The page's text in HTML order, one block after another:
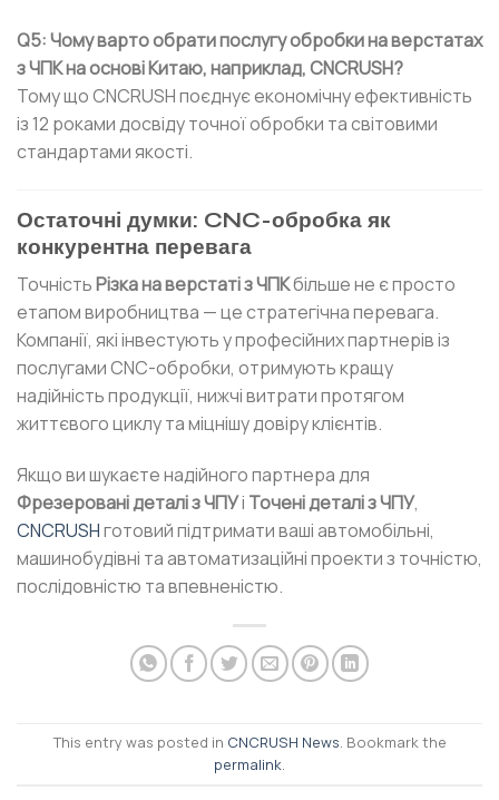
Q5: Чому варто обрати послугу обробки на верстатах
з ЧПК на основі Китаю, наприклад, CNCRUSH?
Тому що CNCRUSH поєднує економічну ефективність
із 12 роками досвіду точної обробки та світовими
стандартами якості.
Остаточні думки: CNC-обробка як
конкурентна перевага
ТочністьРізка на верстаті з ЧПКбільше не є просто
етапом виробництва — це стратегічна перевага.
Компанії, які інвестують у професійних партнерів із
послугами CNC-обробки, отримують кращу
надійність продукції, нижчі витрати протягом
життєвого циклу та міцнішу довіру клієнтів.
Якщо ви шукаєте надійного партнера для
Фрезеровані деталі з ЧПУі Точені деталі з ЧПУ,
CNCRUSHготовий підтримати ваші автомобільні,
машинобудівні та автоматизаційні проекти з точністю,
послідовністю та впевненістю.
This entry was posted in CNCRUSH News. Bookmark the
permalink.